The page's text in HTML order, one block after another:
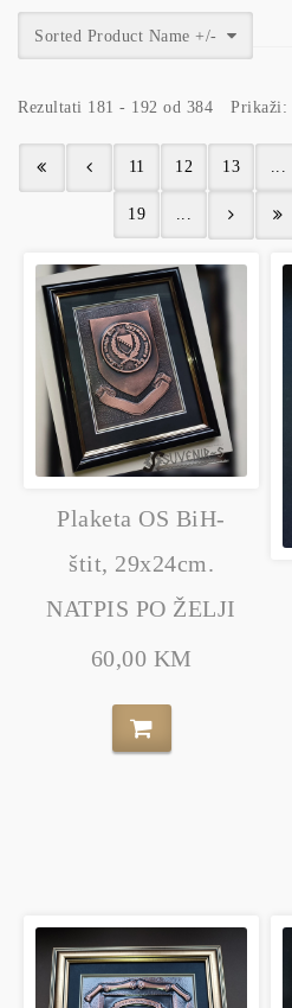
Sorted Product Name +/-
Rezultati 181 - 192 od 384 Prikaži:
11 12 13 ...
19 ...
Plaketa OS BiH-
štit, 29x24cm.
NATPIS PO ŽELJI
60,00 KM